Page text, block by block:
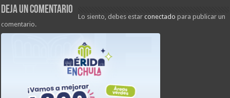
Deja un comentario
Lo siento, debes estarconectado para publicar un
comentario.